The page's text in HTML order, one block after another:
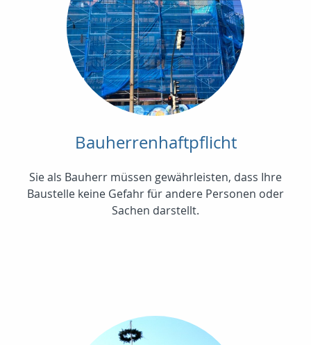
Bauherrenhaftpflicht
Sie als Bauherr müssen gewährleisten, dass Ihre
Baustelle keine Gefahr für andere Personen oder
Sachen darstellt.